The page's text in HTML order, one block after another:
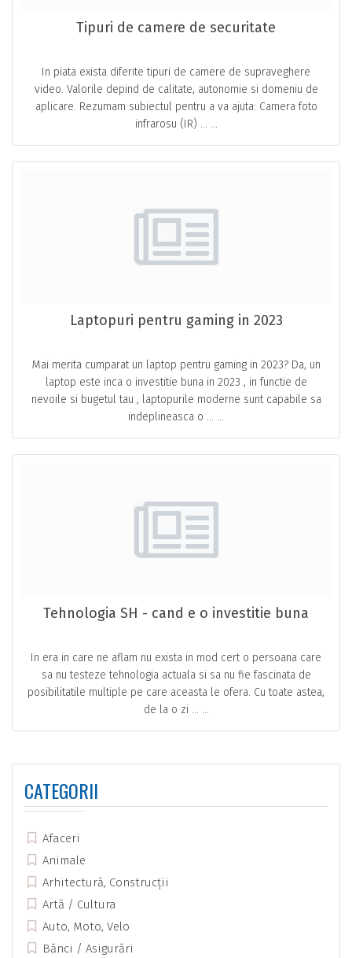
Tipuri de camere de securitate
In piata exista diferite tipuri de camere de supraveghere
video. Valorile depind de calitate, autonomie si domeniu de
aplicare. Rezumam subiectul pentru a va ajuta: Camera foto
infrarosu (IR) … ...
Laptopuri pentru gaming in 2023
Mai merita cumparat un laptop pentru gaming in 2023? Da, un
laptop este inca o investitie buna in 2023 , in functie de
nevoile si bugetul tau , laptopurile moderne sunt capabile sa
indeplineasca o … ...
Tehnologia SH - cand e o investitie buna
In era in care ne aflam nu exista in mod cert o persoana care
sa nu testeze tehnologia actuala si sa nu fie fascinata de
posibilitatile multiple pe care aceasta le ofera. Cu toate astea,
de la o zi … ...
CATEGORII
Afaceri
Animale
Arhitectură, Construcții
Artă / Cultura
Auto, Moto, Velo
Bănci / Asigurări